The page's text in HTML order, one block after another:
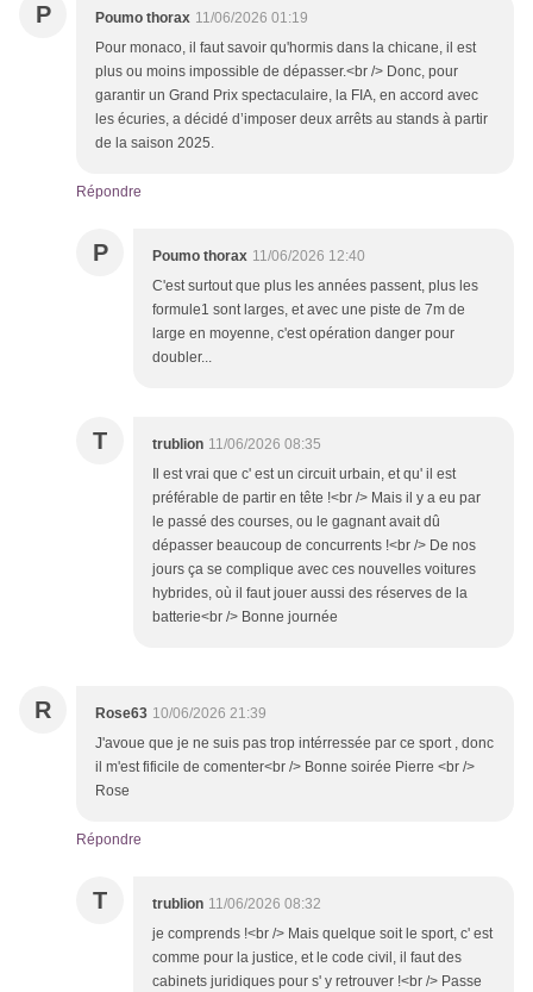
P Poumo thorax 11/06/2026 01:19
Pour monaco, il faut savoir qu'hormis dans la chicane, il est
plus ou moins impossible de dépasser.<br /> Donc, pour
garantir un Grand Prix spectaculaire, la FIA, en accord avec
les écuries, a décidé d’imposer deux arrêts au stands à partir
de la saison 2025.
Répondre
P Poumo thorax 11/06/2026 12:40
C'est surtout que plus les années passent, plus les
formule1 sont larges, et avec une piste de 7m de
large en moyenne, c'est opération danger pour
doubler...
T trublion 11/06/2026 08:35
Il est vrai que c' est un circuit urbain, et qu' il est
préférable de partir en tête !<br /> Mais il y a eu par
le passé des courses, ou le gagnant avait dû
dépasser beaucoup de concurrents !<br /> De nos
jours ça se complique avec ces nouvelles voitures
hybrides, où il faut jouer aussi des réserves de la
batterie<br /> Bonne journée
R Rose63 10/06/2026 21:39
J'avoue que je ne suis pas trop intérressée par ce sport , donc
il m'est fificile de comenter<br /> Bonne soirée Pierre <br />
Rose
Répondre
T trublion 11/06/2026 08:32
je comprends !<br /> Mais quelque soit le sport, c' est
comme pour la justice, et le code civil, il faut des
cabinets juridiques pour s' y retrouver !<br /> Passe